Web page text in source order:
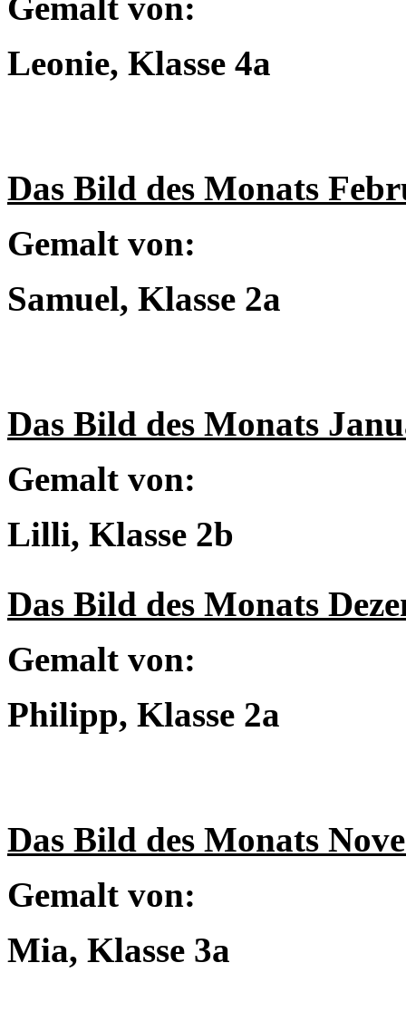
Leonie, Klasse 4a
Das Bild des Monats
Gemalt von:
Samuel, Klasse 2a
Das Bild des Monats
Gemalt von:
Lilli, Klasse 2b
Das Bild des Monats
Gemalt von:
Philipp, Klasse 2a
Das Bild des Monats
Gemalt von:
Mia, Klasse 3a